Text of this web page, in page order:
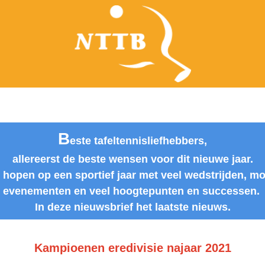
Beste tafeltennisliefhebbers,
allereerst de beste wensen voor dit nieuwe jaar.
hopen op een sportief jaar met veel wedstrijden,
evenementen en veel hoogtepunten en successen.
In deze nieuwsbrief het laatste nieuws.
Kampioenen eredivisie najaar 2021